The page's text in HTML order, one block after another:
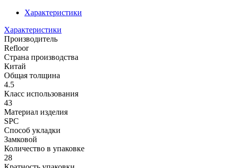
Характеристики
Характеристики
Производитель
Refloor
Страна производства
Китай
Общая толщина
4.5
Класс использования
43
Материал изделия
SPC
Способ укладки
Замковой
Количество в упаковке
28